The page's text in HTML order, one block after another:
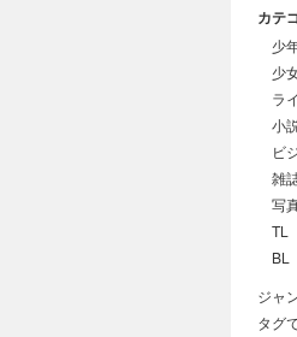
カテ
少
少
ラ
小
ビ
雑
写
TL
BL
ジャ
タグ